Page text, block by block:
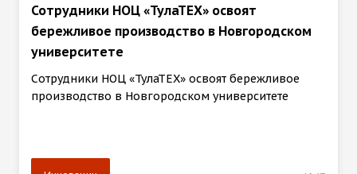
Сотрудники НОЦ «ТулаТЕХ» освоят
бережливое производство в Новгородском
университете
Сотрудники НОЦ «ТулаТЕХ» освоят бережливое
производство в Новгородском университете